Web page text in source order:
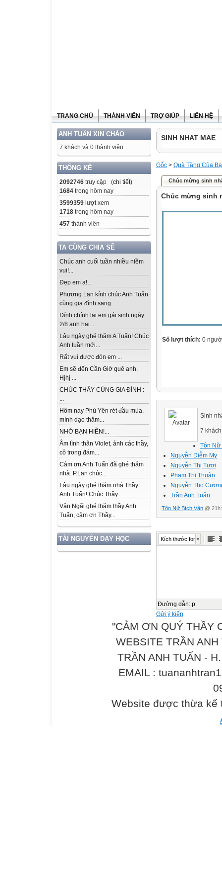
TRANG CHỦ THÀNH VIÊN TRỢ GIÚP LIÊN HỆ
ANH TUẤN XIN CHÀO
7 khách và 0 thành viên
THỐNG KÊ
2092746 truy cập (chi tiết)
1684 trong hôm nay
3599359 lượt xem
1718 trong hôm nay
457 thành viên
TA CÙNG CHIA SẼ
Chúc anh cuối tuần nhiều niềm
vui!...
Đẹp em ạ!...
Phương Lan kính chúc Anh Tuấn
cùng gia đình sang...
Đính chính lại em gái sinh ngày
2/8 anh hai...
Lâu ngày ghé thăm A Tuấn! Chúc
Anh tuần mới...
Rất vui được đón em ...
Em sẽ đến Cần Giờ quê anh.
Hjhj ...
CHÚC THẦY CÙNG GIA ĐÌNH :
...
Hôm nay Phú Yên rét đầu mùa,
mình dạo thăm...
NHỚ BẠN HIỀN!...
Âm tình thân Violet, ảnh các thầy,
cô trong đám...
Cảm ơn Anh Tuấn đã ghé thăm
nhà. P.Lan chúc...
Lâu ngày ghé thăm nhà Thầy
Anh Tuấn! Chúc Thầy...
Văn Ngãi ghé thăm thầy Anh
Tuấn, cảm ơn Thầy...
TÀI NGUYÊN DẠY HỌC
SINH NHAT MAE
Gốc > Quà Tặng Của
Chúc mừng sinh
Chúc mừng sinh
Số lượt thích: 0
Sinh
7
Tôn Nữ
Nguyễn Diễm My
Nguyễn Thị Tươi
Phạm Thị Thuận
Nguyễn Thọ
Trần Anh Tuấn
Tôn Nữ Bích Vân @
Kích thước font
Đường dẫn: p
Gửi ý kiến
"CẢM ƠN QUÝ THẦY
WEBSITE TRẦN
TRẦN ANH TUẤN -
EMAIL :
Website được thừa